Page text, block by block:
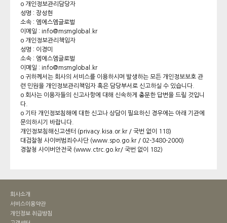
o 개인정보관리담당자
성명 : 장성현
소속 : 엠에스엠글로벌
이메일 : info@msmglobal.kr
o 개인정보관리책임자
성명 : 이경미
소속 : 엠에스엠글로벌
이메일 : info@msmglobal.kr
o 귀하께서는 회사의 서비스를 이용하시며 발생하는 모든 개인정보보호 관
련 민원을 개인정보관리책임자 혹은 담당부서로 신고하실 수 있습니다.
o 회사는 이용자들의 신고사항에 대해 신속하게 충분한 답변을 드릴 것입니
다.
o 기타 개인정보침해에 대한 신고나 상담이 필요하신 경우에는 아래 기관에
문의하시기 바랍니다.
개인정보침해신고센터 (privacy.kisa.or.kr / 국번 없이 118)
대검찰청 사이버범죄수사단 (www.spo.go.kr/ 02-3480-2000)
경찰청 사이버안전국 (www.ctrc.go.kr/ 국번 없이 182)
회사소개
서비스이용약관
개인정보 취급방침